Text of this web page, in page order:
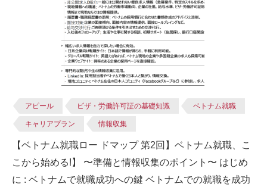
アピール ビザ・労働許可証の基礎知識 ベトナム就職
キャリアプラン 情報収集
【ベトナム就職ロー ドマップ 第2回】ベトナム就職、こ
こから始める!】 〜準備と情報収集のポイント〜 はじめ
に : ベトナムで就職成功への鍵 ベトナムでの就職を成功